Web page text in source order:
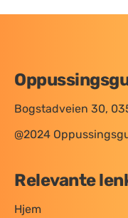
Bogstadveien 30,
@2024
Relevante
Hjem